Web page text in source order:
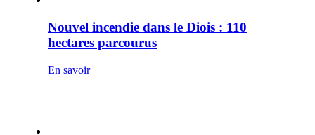
Nouvel incendie dans le Diois : 110
hectares parcourus
En savoir +